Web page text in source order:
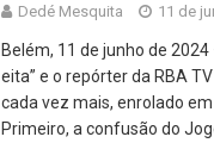
Dedé Mesquita 11 de
Belém, 11 de junho de
eita” e o repórter da RBA
cada vez mais, enrolado
Primeiro, a confusão do